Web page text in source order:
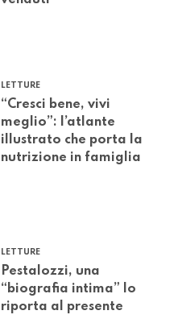
LETTURE
“Cresci bene, vivi
meglio”: l’atlante
illustrato che porta la
nutrizione in famiglia
LETTURE
Pestalozzi, una
“biografia intima” lo
riporta al presente